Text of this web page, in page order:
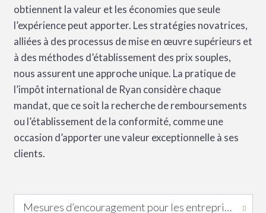
obtiennent la valeur et les économies que seule
l’expérience peut apporter. Les stratégies novatrices,
alliées à des processus de mise en œuvre supérieurs et
à des méthodes d’établissement des prix souples,
nous assurent une approche unique. La pratique de
l’impôt international de Ryan considère chaque
mandat, que ce soit la recherche de remboursements
ou l’établissement de la conformité, comme une
occasion d’apporter une valeur exceptionnelle à ses
clients.
Mesures d’encouragement pour les entreprises à l’échelle mondiale